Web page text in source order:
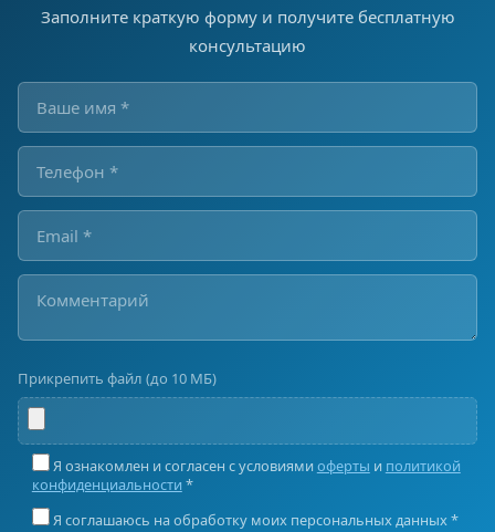
Заполните краткую форму и получите бесплатную
консультацию
Прикрепить файл (до 10 МБ)
Я ознакомлен и согласен с условиями оферты и политикой
конфиденциальности *
Я соглашаюсь на обработку моих персональных данных *